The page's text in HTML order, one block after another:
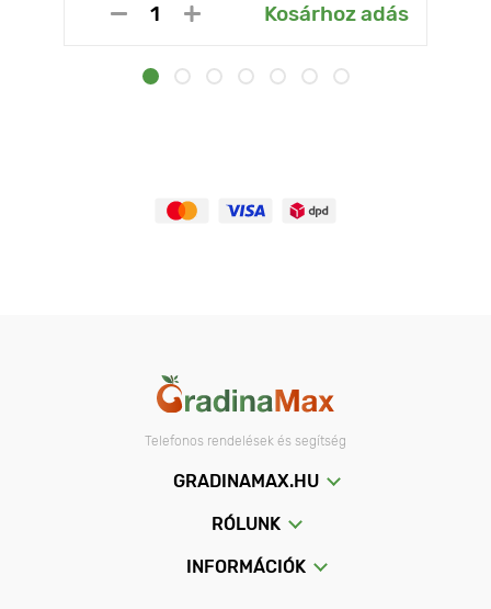
Kosárhoz adás
Telefonos rendelések és segítség
GRADINAMAX.HU
RÓLUNK
INFORMÁCIÓK